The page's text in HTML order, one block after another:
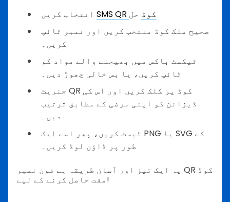
SMS QR کوڈ حل
صحیح ملک کوڈ منتخب کریں اور نمبر ٹائپ
کریں۔
ٹیکسٹ باکس میں بھیجنے والے مواد کو
ٹائپ کریں، یا بس خالی چھوڑ دیں۔
جنریٹ QR کوڈ پر کلک کریں اور اس کی
ڈیزائن کو اپنی مرضی کے مطابق ترتیب
دیں۔
ٹیسٹ کریں، پھر اسے ایک PNG یا SVG کے
طور پر ڈاؤن لوڈ کریں۔
یہ ایک تیز اور آسان طریقہ ہے فون نمبر QR کوڈ
مفت حاصل کرنے کے لیے!